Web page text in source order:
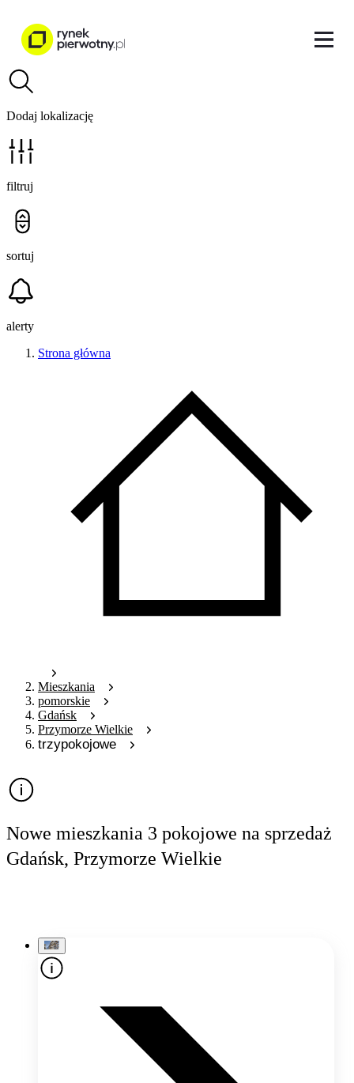
Dodaj lokalizację
filtruj
sortuj
alerty
Strona główna
Mieszkania
pomorskie
Gdańsk
Przymorze Wielkie
trzypokojowe
Nowe mieszkania 3 pokojowe na sprzedaż
Gdańsk, Przymorze Wielkie